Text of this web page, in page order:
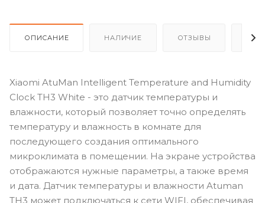
ОПИСАНИЕ НАЛИЧИЕ ОТЗЫВЫ
Xiaomi AtuMan Intelligent Temperature and Humidity
Clock TH3 White - это датчик температуры и
влажности, который позволяет точно определять
температуру и влажность в комнате для
последующего создания оптимального
микроклимата в помещении. На экране устройства
отображаются нужные параметры, а также время
и дата. Датчик температуры и влажности Atuman
TH3 может подключаться к сети WIFI, обеспечивая